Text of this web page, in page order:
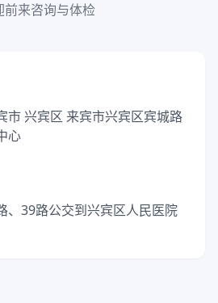
前来咨询与体检
市 兴宾区 来宾市兴宾区宾城路
心
、39路公交到兴宾区人民医院